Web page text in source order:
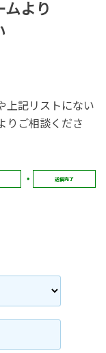
より
上記リストにない
りご相談くださ
送信完了